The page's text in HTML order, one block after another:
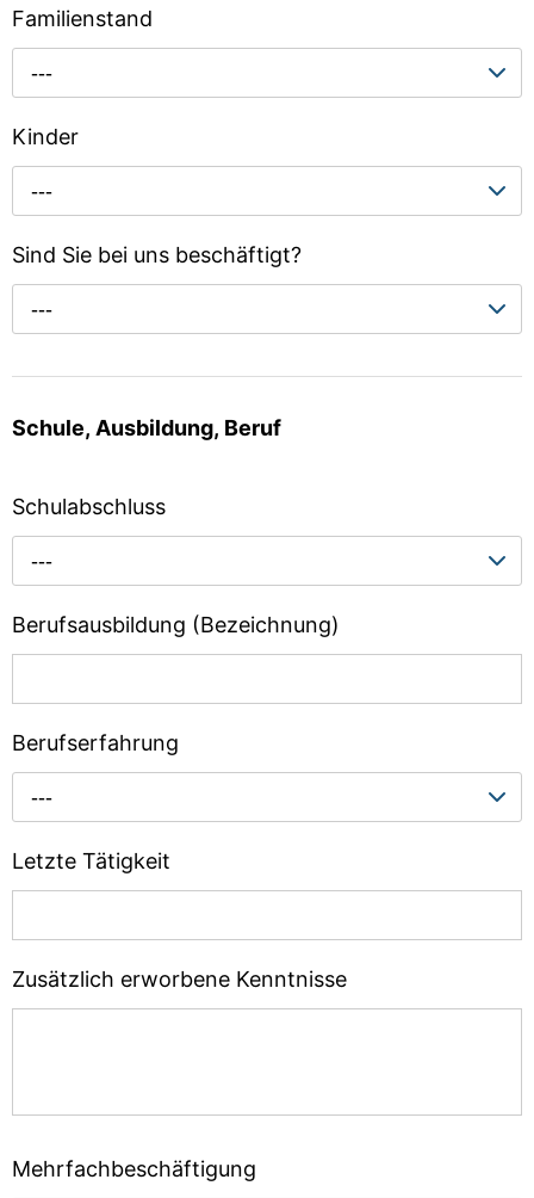
Familienstand
---
Kinder
---
Sind Sie bei uns beschäftigt?
---
Schule, Ausbildung, Beruf
Schulabschluss
---
Berufsausbildung (Bezeichnung)
Berufserfahrung
---
Letzte Tätigkeit
Zusätzlich erworbene Kenntnisse
Mehrfachbeschäftigung